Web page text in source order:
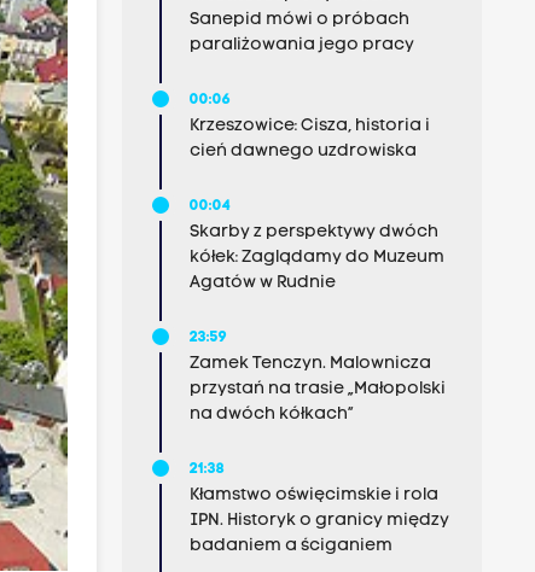
Sanepid mówi o próbach
paraliżowania jego pracy
00:06
Krzeszowice: Cisza, historia i
cień dawnego uzdrowiska
00:04
Skarby z perspektywy dwóch
kółek: Zaglądamy do Muzeum
Agatów w Rudnie
23:59
Zamek Tenczyn. Malownicza
przystań na trasie „Małopolski
na dwóch kółkach”
21:38
Kłamstwo oświęcimskie i rola
IPN. Historyk o granicy między
badaniem a ściganiem